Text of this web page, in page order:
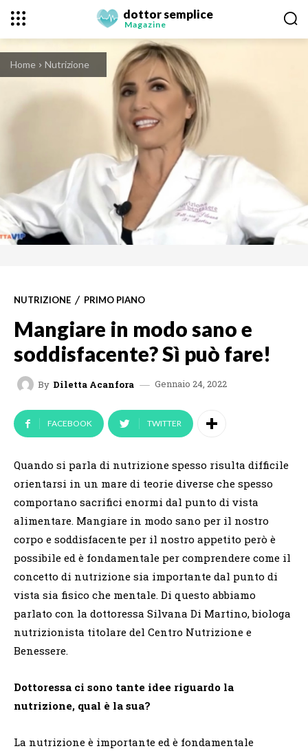
dottor semplice
Magazine
Home Nutrizione
NUTRIZIONE PRIMO PIANO
Mangiare in modo sano e
soddisfacente? Sì può fare!
By Diletta Acanfora Gennaio 24, 2022
FACEBOOK TWITTER
Quando si parla di nutrizione spesso risulta difficile
orientarsi in un mare di teorie diverse che spesso
comportano sacrifici enormi dal punto di vista
alimentare. Mangiare in modo sano per il nostro
corpo e soddisfacente per il nostro appetito però è
possibile ed è fondamentale per comprendere come il
concetto di nutrizione sia importante dal punto di
vista sia fisico che mentale. Di questo abbiamo
parlato con la dottoressa Silvana Di Martino, biologa
nutrizionista titolare del Centro Nutrizione e
Benessere.
Dottoressa ci sono tante idee riguardo la
nutrizione, qual è la sua?
La nutrizione è importante ed è fondamentale